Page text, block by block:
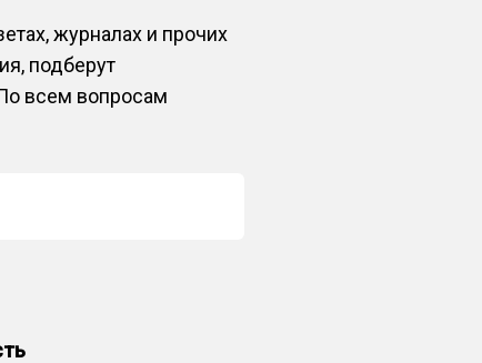
журналах и прочих
подберут
всем вопросам